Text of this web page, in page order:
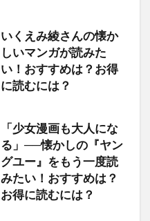
いくえみ綾さんの懐か
しいマンガが読みた
い！おすすめは？お得
に読むには？
「少女漫画も大人にな
る」──懐かしの『ヤン
グユー』をもう一度読
みたい！おすすめは？
お得に読むには？